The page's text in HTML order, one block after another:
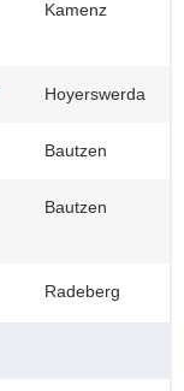
Kamenz
Hoyerswerda
Bautzen
Bautzen
Radeberg